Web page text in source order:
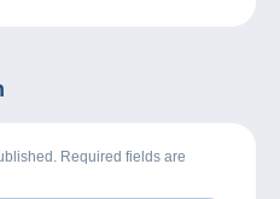
Required fields are